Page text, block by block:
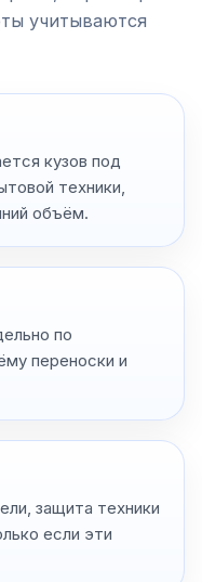
учитываются
кузов под
техники,
объём.
по
переноски и
защита техники
если эти